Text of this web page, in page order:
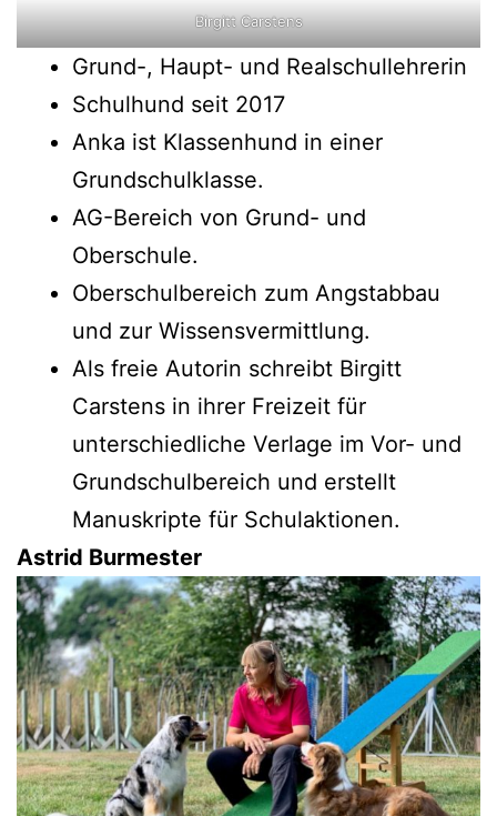
Birgitt Carstens
Grund-, Haupt- und Realschullehrerin
Schulhund seit 2017
Anka ist Klassenhund in einer
Grundschulklasse.
AG-Bereich von Grund- und
Oberschule.
Oberschulbereich zum Angstabbau
und zur Wissensvermittlung.
Als freie Autorin schreibt Birgitt
Carstens in ihrer Freizeit für
unterschiedliche Verlage im Vor- und
Grundschulbereich und erstellt
Manuskripte für Schulaktionen.
Astrid Burmester